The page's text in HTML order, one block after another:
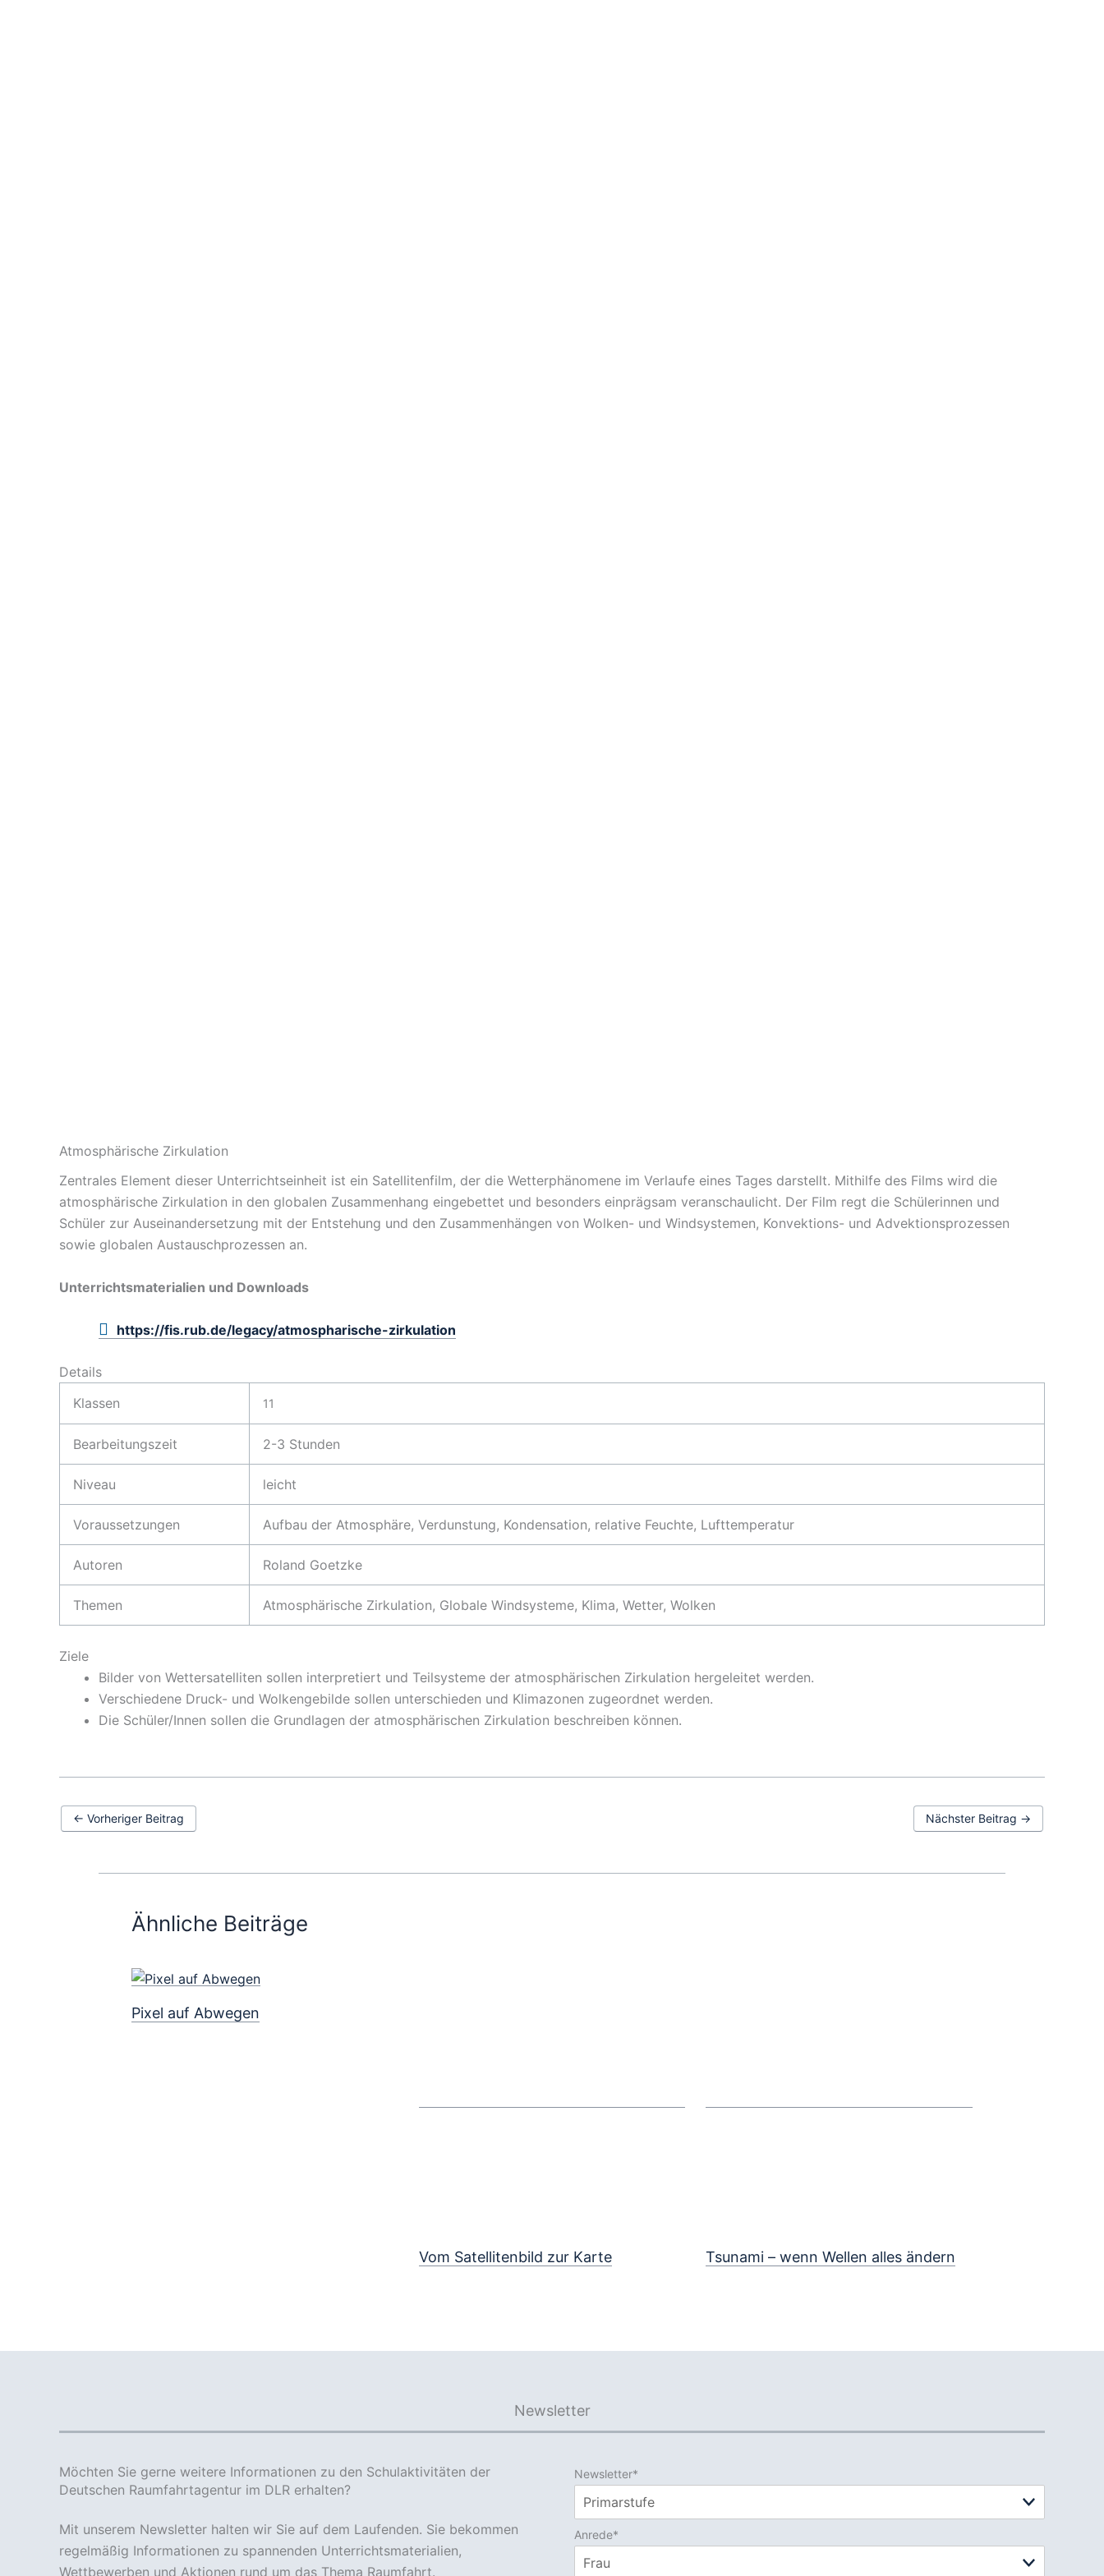
Atmosphärische Zirkulation
Zentrales Element dieser Unterrichtseinheit ist ein Satellitenfilm, der die Wetterphänomene im Verlaufe eines Tages darstellt. Mithilfe des Films wird die
atmosphärische Zirkulation in den globalen Zusammenhang eingebettet und besonders einprägsam veranschaulicht. Der Film regt die Schülerinnen und
Schüler zur Auseinandersetzung mit der Entstehung und den Zusammenhängen von Wolken- und Windsystemen, Konvektions- und Advektionsprozessen
sowie globalen Austauschprozessen an.
Unterrichtsmaterialien und Downloads
https://fis.rub.de/legacy/atmospharische-zirkulation
Details
Klassen
11
Bearbeitungszeit 2-3 Stunden
Niveau leicht
Voraussetzungen Aufbau der Atmosphäre, Verdunstung, Kondensation, relative Feuchte, Lufttemperatur
Autoren Roland Goetzke
Themen Atmosphärische Zirkulation, Globale Windsysteme, Klima, Wetter, Wolken
Ziele
Bilder von Wettersatelliten sollen interpretiert und Teilsysteme der atmosphärischen Zirkulation hergeleitet werden.
Verschiedene Druck- und Wolkengebilde sollen unterschieden und Klimazonen zugeordnet werden.
Die Schüler/Innen sollen die Grundlagen der atmosphärischen Zirkulation beschreiben können.
← Vorheriger Beitrag Nächster Beitrag →
Ähnliche Beiträge
Pixel auf Abwegen
Vom Satellitenbild zur Karte Tsunami – wenn Wellen alles ändern
Newsletter
Möchten Sie gerne weitere Informationen zu den Schulaktivitäten der
Deutschen Raumfahrtagentur im DLR erhalten?
Mit unserem Newsletter halten wir Sie auf dem Laufenden. Sie bekommen
regelmäßig Informationen zu spannenden Unterrichtsmaterialien,
Wettbewerben und Aktionen rund um das Thema Raumfahrt.
Newsletter*
Anrede*